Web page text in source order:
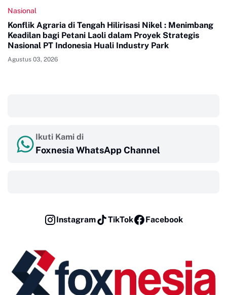
Nasional
Konflik Agraria di Tengah Hilirisasi Nikel : Menimbang
Keadilan bagi Petani Laoli dalam Proyek Strategis
Nasional PT Indonesia Huali Industry Park
Agustus 03, 2026
Ikuti Kami di
Foxnesia WhatsApp Channel
Instagram TikTok Facebook